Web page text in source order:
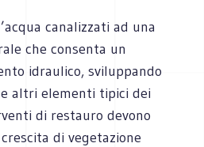
canalizzati ad una
che consenta un
idraulico, sviluppando
altri elementi tipici dei
di restauro devono
di vegetazione